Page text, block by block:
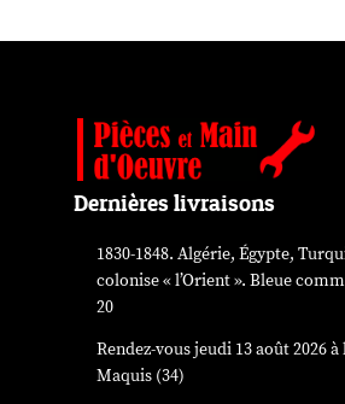
Dernières livraisons
1830-1848. Algérie, Égypte,
colonise « l’Orient ». Bleue
20
Rendez-vous jeudi 13 août 2026
Maquis (34)